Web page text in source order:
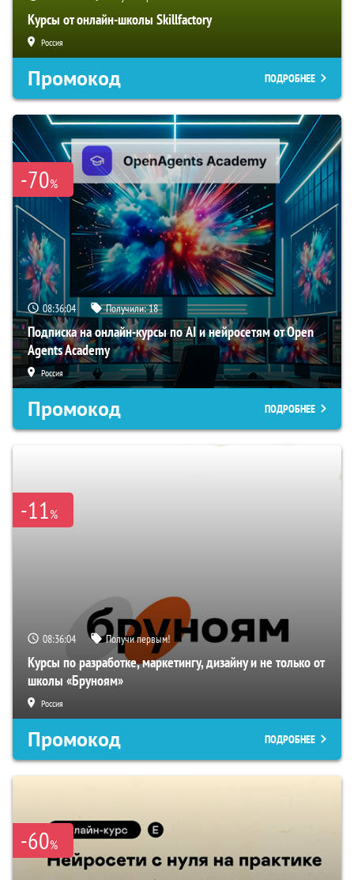
Курсы от онлайн-школы Skillfactory
Россия
Промокод ПОДРОБНЕЕ
-70%
08:36:03 Получили:18
Подписка на онлайн-курсы по AI и нейросетям от Open
Agents Academy
Россия
Промокод ПОДРОБНЕЕ
-11%
08:36:03 Получи первым!
Курсы по разработке, маркетингу, дизайну и не только от
школы «Бруноям»
Россия
Промокод ПОДРОБНЕЕ
-60%